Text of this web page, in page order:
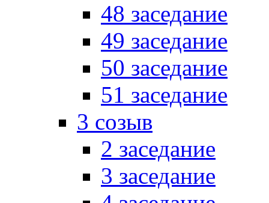
48 заседание
49 заседание
50 заседание
51 заседание
3 созыв
2 заседание
3 заседание